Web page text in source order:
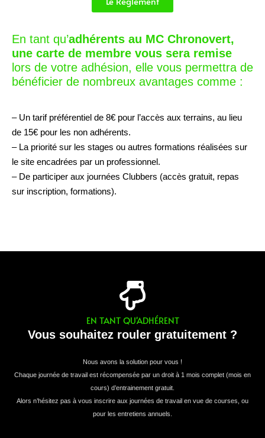
En tant qu’adhérents au MC Chronovert,
une carte de membre vous sera remise
lors de votre adhésion, elle vous permettra de
bénéficier de nombreux avantages comme :
– Un tarif préférentiel de 8€ pour l’accès aux terrains, au lieu
de 15€ pour les non adhérents.
– La priorité sur les stages ou autres formations réalisées sur
le site encadrées par un professionnel.
– De participer aux journées Clubbers (accès gratuit, repas
sur inscription, formations).
EN TANT QU'ADHÉRENT
Vous souhaitez rouler gratuitement ?
Nous avons la solution pour vous !
Chaque journée de travail est récompensée par un droit à 1 mois complet (mois en
cours) d’entrainement gratuit.
Alors n’hésitez pas à vous inscrire aux journées de travail en vue de courses, ou
pour les entretiens annuels.